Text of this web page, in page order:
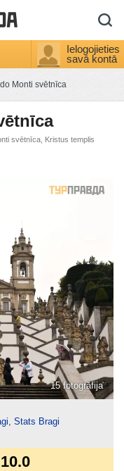
Ielogojieties
savā kontā
Monti svētnīca
svētnīca, Kristus templis
15 fotogrāfija
Stats Bragi